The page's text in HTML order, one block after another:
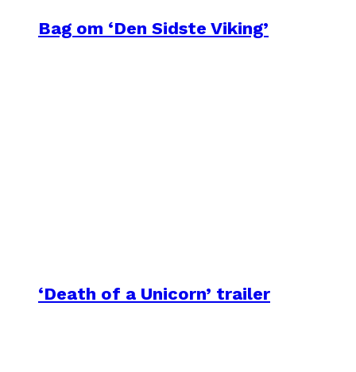
Bag om ‘Den Sidste Viking’
‘Death of a Unicorn’ trailer